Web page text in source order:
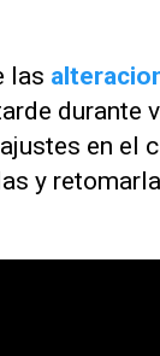
las
durante
en el
y